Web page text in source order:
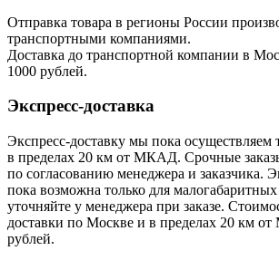
Отправка товара в регионы России
транспортными компаниями.
Доставка до транспортной компании в
1000 рублей.
Экспресс-доставка
Экспресс-доставку мы пока осуществляем
в пределах 20 км от МКАД. Срочные
по согласованию менеджера и заказчика.
пока возможна только для
уточняйте у менеджера при заказе.
доставки по Москве и в пределах 20 км
рублей.